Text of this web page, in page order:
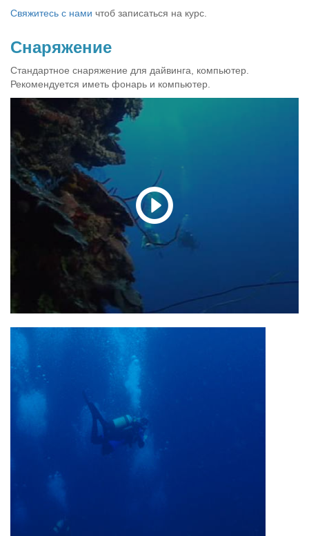
Свяжитесь с нами чтоб записаться на курс.
Снаряжение
Стандартное снаряжение для дайвинга, компьютер.
Рекомендуется иметь фонарь и компьютер.